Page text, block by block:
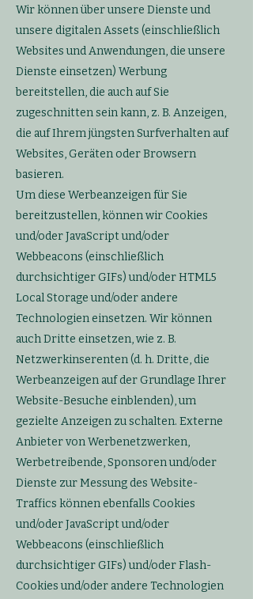
Wir können über unsere Dienste und
unsere digitalen Assets (einschließlich
Websites und Anwendungen, die unsere
Dienste einsetzen) Werbung
bereitstellen, die auch auf Sie
zugeschnitten sein kann, z. B. Anzeigen,
die auf Ihrem jüngsten Surfverhalten auf
Websites, Geräten oder Browsern
basieren.
Um diese Werbeanzeigen für Sie
bereitzustellen, können wir Cookies
und/oder JavaScript und/oder
Webbeacons (einschließlich
durchsichtiger GIFs) und/oder HTML5
Local Storage und/oder andere
Technologien einsetzen. Wir können
auch Dritte einsetzen, wie z. B.
Netzwerkinserenten (d. h. Dritte, die
Werbeanzeigen auf der Grundlage Ihrer
Website-Besuche einblenden), um
gezielte Anzeigen zu schalten. Externe
Anbieter von Werbenetzwerken,
Werbetreibende, Sponsoren und/oder
Dienste zur Messung des Website-
Traffics können ebenfalls Cookies
und/oder JavaScript und/oder
Webbeacons (einschließlich
durchsichtiger GIFs) und/oder Flash-
Cookies und/oder andere Technologien